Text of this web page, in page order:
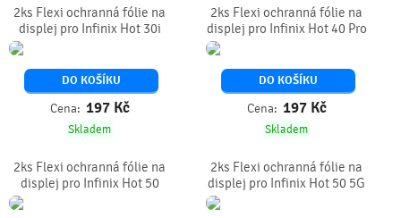
2ks Flexi ochranná fólie na
displej pro Infinix Hot 30i
DO KOŠÍKU
Cena: 197 Kč
Skladem
2ks Flexi ochranná fólie na
displej pro Infinix Hot 40 Pro
DO KOŠÍKU
Cena: 197 Kč
Skladem
2ks Flexi ochranná fólie na
displej pro Infinix Hot 50
2ks Flexi ochranná fólie na
displej pro Infinix Hot 50 5G